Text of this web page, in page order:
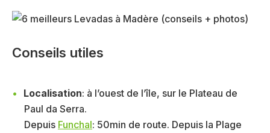
Conseils utiles
Localisation: à l’ouest de l’île, sur le Plateau de
Paul da Serra.
Depuis Funchal: 50min de route. Depuis la Plage